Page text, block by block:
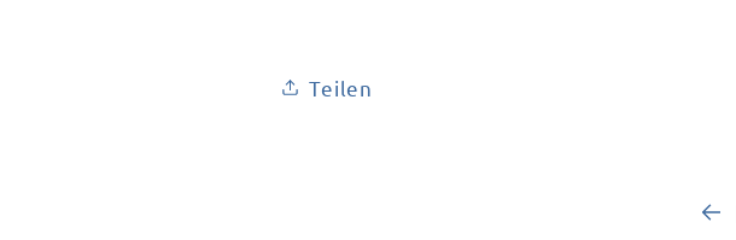
Teilen